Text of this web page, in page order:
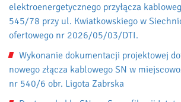
elektroenergetycznego przyłącza
545/78 przy ul. Kwiatkowskiego w
ofertowego nr 2026/05/03/DTI.
Wykonanie dokumentacji projektowej
nowego złącza kablowego SN w
nr 540/6 obr. Ligota Zabrska